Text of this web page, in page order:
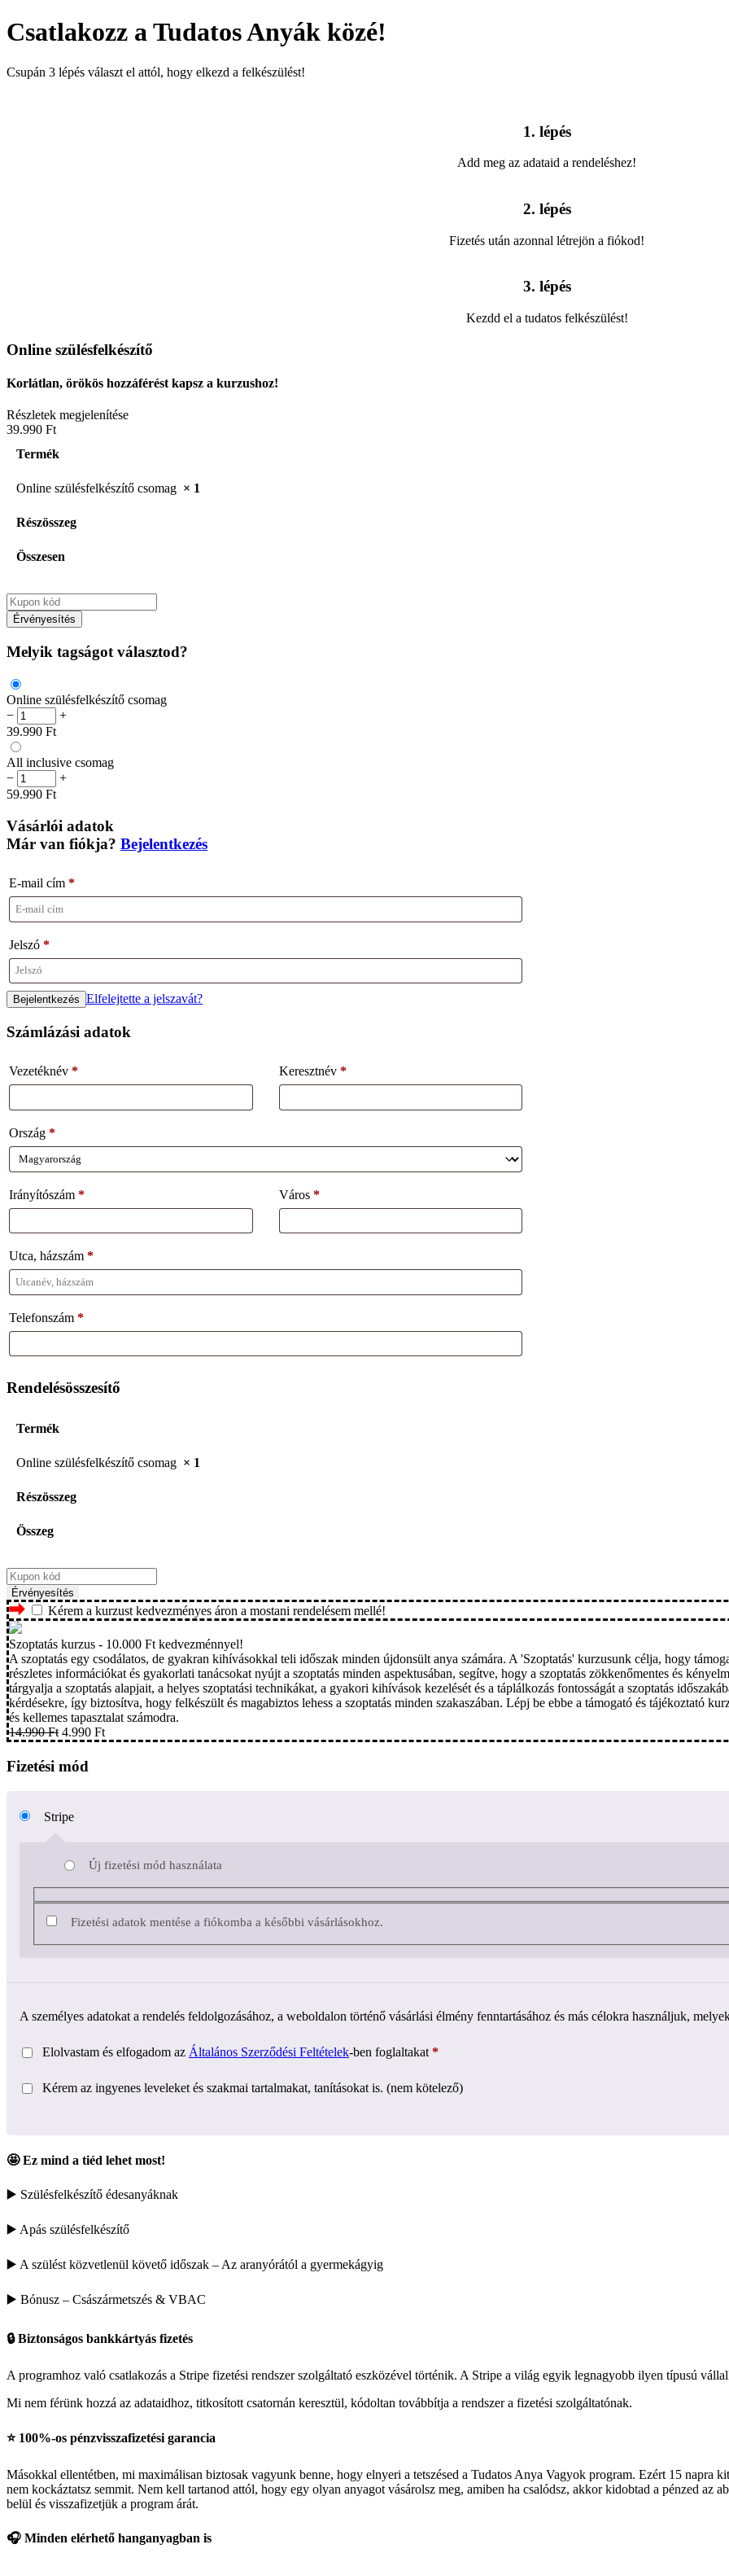
Csatlakozz a Tudatos Anyák közé!
Csupán 3 lépés választ el attól, hogy elkezd a felkészülést!
1. lépés
Add meg az adataid a rendeléshez!
2. lépés
Fizetés után azonnal létrejön a fiókod!​
3. lépés
Kezdd el a tudatos felkészülést!
Online szülésfelkészítő
Korlátlan, örökös hozzáférést kapsz a kurzushoz!
Részletek megjelenítése
39.990 Ft
Termék
Online szülésfelkészítő csomag × 1
Részösszeg
Összesen
Érvényesítés
Melyik tagságot választod?
Online szülésfelkészítő csomag
−
+
39.990 Ft
All inclusive csomag
−
+
59.990 Ft
Vásárlói adatok
Már van fiókja? Bejelentkezés
E-mail cím *
Jelszó *
Elfelejtette a jelszavát?
Számlázási adatok
Vezetéknév * Keresztnév *
Ország *
Irányítószám * Város *
Utca, házszám *
Telefonszám *
Rendelésösszesítő
Termék
Online szülésfelkészítő csomag × 1
Részösszeg
Összeg
Érvényesítés
Kérem a kurzust kedvezményes áron a mostani rendelésem mellé!
Szoptatás kurzus - 10.000 Ft kedvezménnyel!
A szoptatás egy csodálatos, de gyakran kihívásokkal teli időszak minden újdonsült anya számára. A 'Szoptatás' kurzusunk célja, hogy
részletes információkat és gyakorlati tanácsokat nyújt a szoptatás minden aspektusában, segítve, hogy a szoptatás zökkenőmentes és
tárgyalja a szoptatás alapjait, a helyes szoptatási technikákat, a gyakori kihívások kezelését és a táplálkozás fontosságát a szoptatás
kérdésekre, így biztosítva, hogy felkészült és magabiztos lehess a szoptatás minden szakaszában. Lépj be ebbe a támogató és tájékoztató
és kellemes tapasztalat számodra.
14.990Ft 4.990 Ft
Fizetési mód
Stripe
Új fizetési mód használata
Fizetési adatok mentése a fiókomba a későbbi vásárlásokhoz.
A személyes adatokat a rendelés feldolgozásához, a weboldalon történő vásárlási élmény fenntartásához és más célokra használjuk,
Elolvastam és elfogadom az Általános Szerződési Feltételek-ben foglaltakat *
Kérem az ingyenes leveleket és szakmai tartalmakat, tanításokat is. (nem kötelező)
🤩 Ez mind a tiéd lehet most!
▶️ Szülésfelkészítő édesanyáknak
▶️ Apás szülésfelkészítő
▶️ A szülést közvetlenül követő időszak – Az aranyórától a gyermekágyig
▶️ Bónusz – Császármetszés & VBAC
🔒 Biztonságos bankkártyás fizetés
A programhoz való csatlakozás a Stripe fizetési rendszer szolgáltató eszközével történik. A Stripe a világ egyik legnagyobb ilyen típusú
Mi nem férünk hozzá az adataidhoz, titkosított csatornán keresztül, kódoltan továbbítja a rendszer a fizetési szolgáltatónak.
⭐️ 100%-os pénzvisszafizetési garancia
Másokkal ellentétben, mi maximálisan biztosak vagyunk benne, hogy elnyeri a tetszésed a Tudatos Anya Vagyok program. Ezért 15 napra
nem kockáztatsz semmit. Nem kell tartanod attól, hogy egy olyan anyagot vásárolsz meg, amiben ha csalódsz, akkor kidobtad a pénzed az
belül és visszafizetjük a program árát.
🎧 Minden elérhető hanganyagban is